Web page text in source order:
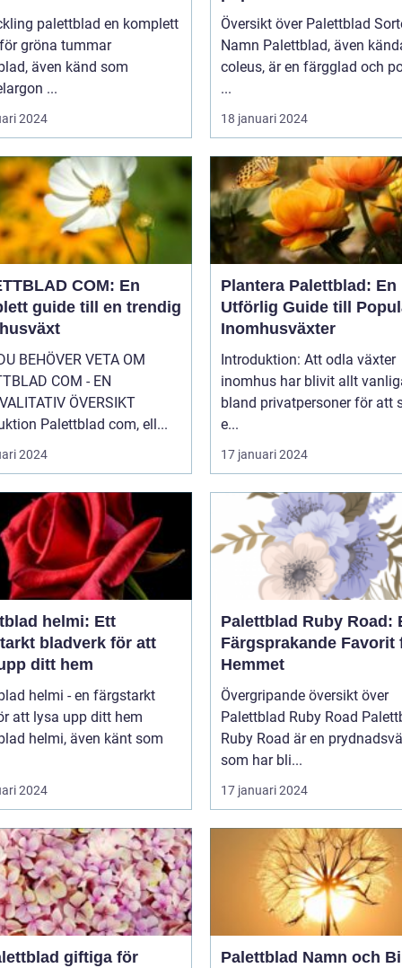
palettblad en komplett
gröna tummar
även känd som
...
2024
Översikt över Palettblad
Namn Palettblad, även kända som
coleus, är en färgglad och
...
18 januari 2024
COM: En
guide till en trendig
BEHÖVER VETA OM
COM - EN
ÖVERSIKT
Palettblad com, ell...
2024
Plantera Palettblad: En
Utförlig Guide till
Inomhusväxter
Introduktion: Att odla växter
inomhus har blivit allt
bland privatpersoner för att
e...
17 januari 2024
helmi: Ett
bladverk för att
ditt hem
helmi - en färgstarkt
att lysa upp ditt hem
helmi, även känt som
2024
Palettblad Ruby Road:
Färgsprakande Favorit
Hemmet
Övergripande översikt över
Palettblad Ruby Road Palettblad
Ruby Road är en
som har bli...
17 januari 2024
giftiga för
Palettblad Namn och